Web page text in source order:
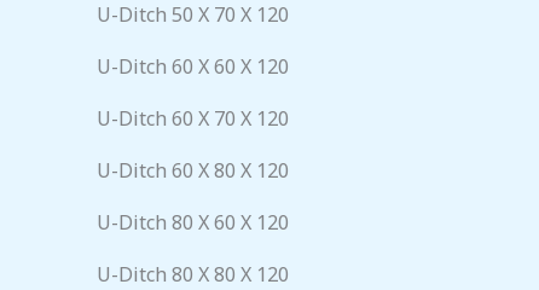
U-Ditch 50 X 70 X 120
U-Ditch 60 X 60 X 120
U-Ditch 60 X 70 X 120
U-Ditch 60 X 80 X 120
U-Ditch 80 X 60 X 120
U-Ditch 80 X 80 X 120